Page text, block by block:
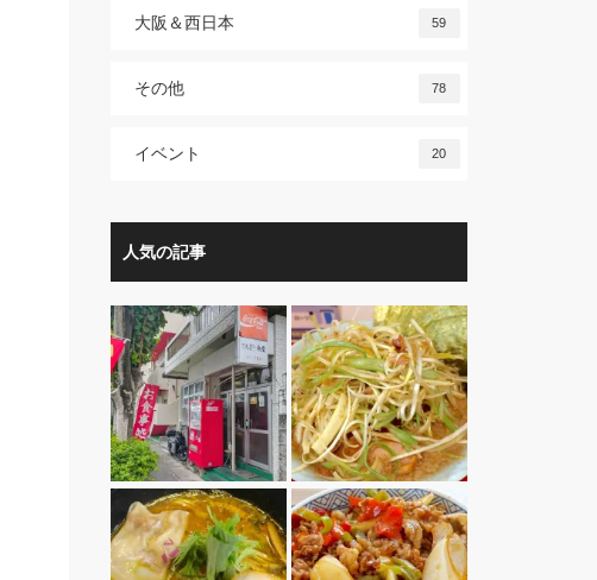
大阪＆西日本 59
その他 78
イベント 20
人気の記事